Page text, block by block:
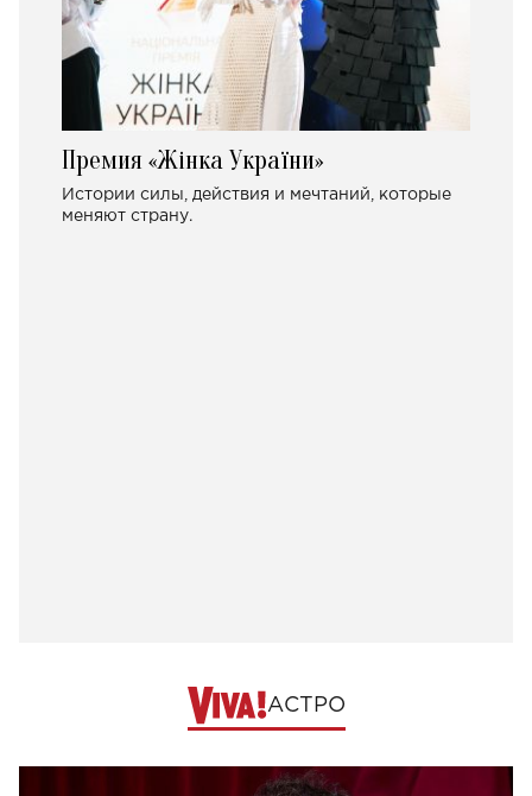
Премия «Жінка України»
Истории силы, действия и мечтаний, которые
меняют страну.
АСТРО